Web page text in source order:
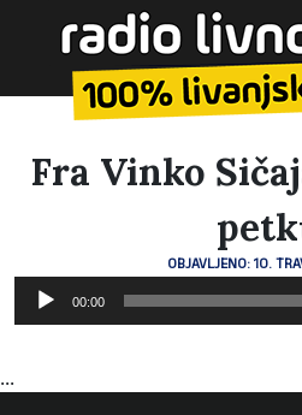
Fra Vinko
OBJAVLJENO: 10.
Reproduktor
audiozapisa
00:00
...